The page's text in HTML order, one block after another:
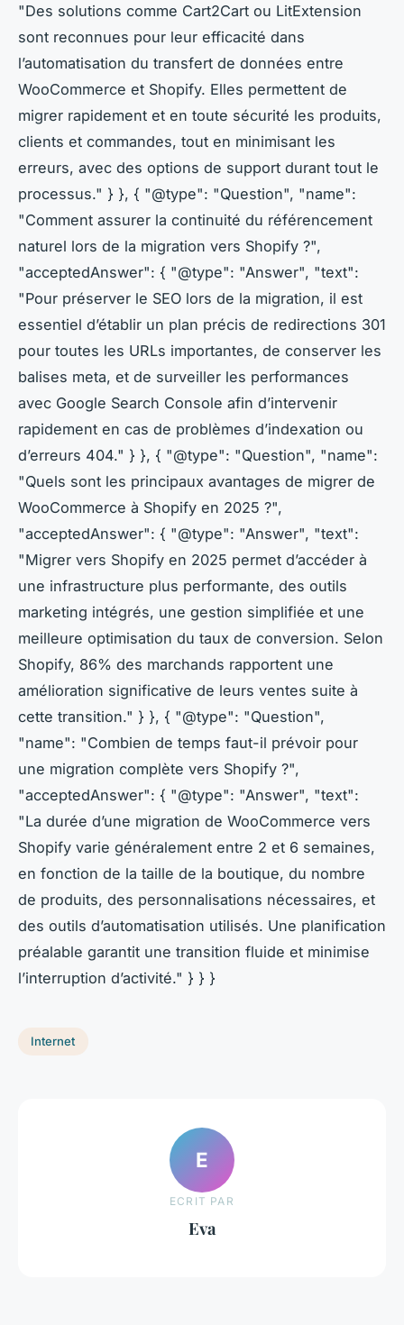
"Des solutions comme Cart2Cart ou LitExtension
sont reconnues pour leur efficacité dans
l’automatisation du transfert de données entre
WooCommerce et Shopify. Elles permettent de
migrer rapidement et en toute sécurité les produits,
clients et commandes, tout en minimisant les
erreurs, avec des options de support durant tout le
processus." } }, { "@type": "Question", "name":
"Comment assurer la continuité du référencement
naturel lors de la migration vers Shopify ?",
"acceptedAnswer": { "@type": "Answer", "text":
"Pour préserver le SEO lors de la migration, il est
essentiel d’établir un plan précis de redirections 301
pour toutes les URLs importantes, de conserver les
balises meta, et de surveiller les performances
avec Google Search Console afin d’intervenir
rapidement en cas de problèmes d’indexation ou
d’erreurs 404." } }, { "@type": "Question", "name":
"Quels sont les principaux avantages de migrer de
WooCommerce à Shopify en 2025 ?",
"acceptedAnswer": { "@type": "Answer", "text":
"Migrer vers Shopify en 2025 permet d’accéder à
une infrastructure plus performante, des outils
marketing intégrés, une gestion simplifiée et une
meilleure optimisation du taux de conversion. Selon
Shopify, 86% des marchands rapportent une
amélioration significative de leurs ventes suite à
cette transition." } }, { "@type": "Question",
"name": "Combien de temps faut-il prévoir pour
une migration complète vers Shopify ?",
"acceptedAnswer": { "@type": "Answer", "text":
"La durée d’une migration de WooCommerce vers
Shopify varie généralement entre 2 et 6 semaines,
en fonction de la taille de la boutique, du nombre
de produits, des personnalisations nécessaires, et
des outils d’automatisation utilisés. Une planification
préalable garantit une transition fluide et minimise
l’interruption d’activité." } } }
Internet
E
ECRIT PAR
Eva